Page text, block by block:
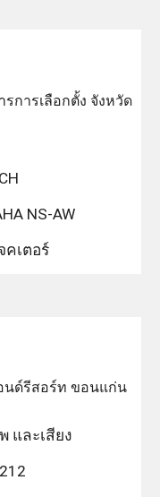
การเลือกตั้ง จังหวัด
NS-AW
คเตอร์
นด์รีสอร์ท ขอนแก่น
และเสียง